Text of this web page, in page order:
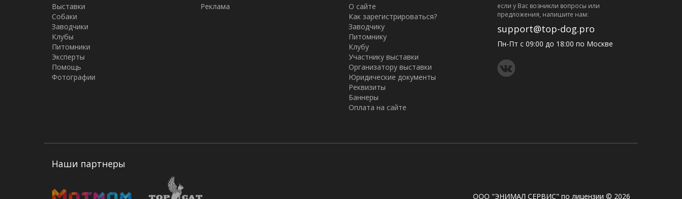
Выставки
Собаки
Заводчики
Клубы
Питомники
Эксперты
Помощь
Фотографии
Реклама
О сайте
Как зарегистрироваться?
Заводчику
Питомнику
Клубу
Участнику выставки
Организатору выставки
Юридические документы
Реквизиты
Баннеры
Оплата на сайте
eсли у Вас возникли вопросы или
предложения, напишите нам:
support@top-dog.pro
Пн-Пт с 09:00 до 18:00 по Москве
Наши партнеры
ООО "ЭНИМАЛ СЕРВИС" по лицензии © 2026